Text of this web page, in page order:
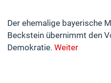
Der ehemalige bayerische
Beckstein übernimmt den
Demokratie. Weiter